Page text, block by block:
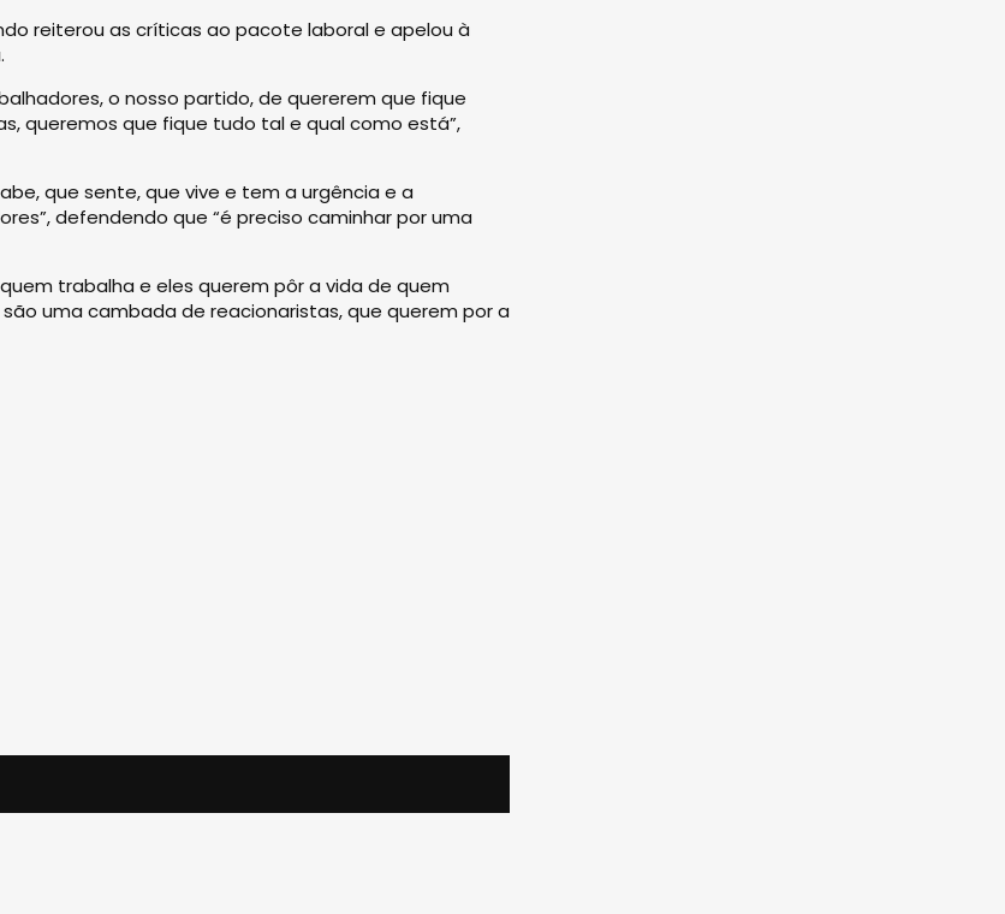
reiterou as críticas ao pacote laboral e apelou à
o nosso partido, de quererem que fique
queremos que fique tudo tal e qual como está”,
que sente, que vive e tem a urgência e a
defendendo que “é preciso caminhar por uma
trabalha e eles querem pôr a vida de quem
uma cambada de reacionaristas, que querem por a